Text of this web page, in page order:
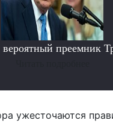
вероятный преемник
ужесточаются